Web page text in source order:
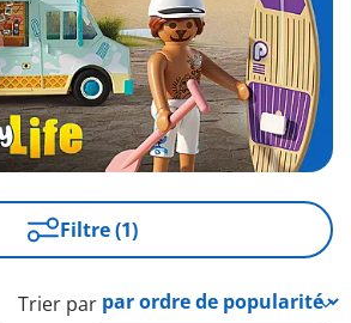
Filtre (1)
Trier par